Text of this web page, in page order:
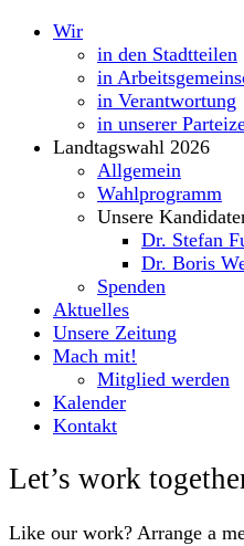
Wir
in den Stadtteilen
in
in Verantwortung
in unserer
Landtagswahl 2026
Allgemein
Wahlprogramm
Unsere
Dr. Stefan
Dr. Boris
Spenden
Aktuelles
Unsere Zeitung
Mach mit!
Mitglied werden
Kalender
Kontakt
Let’s work
Like our work? Arrange a